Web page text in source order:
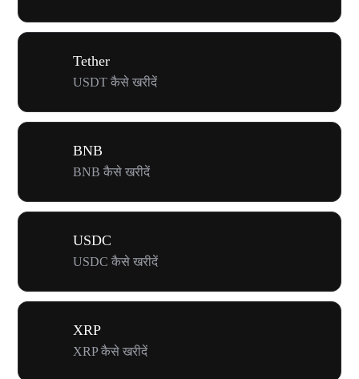
Tether
USDT कैसे खरीदें
BNB
BNB कैसे खरीदें
USDC
USDC कैसे खरीदें
XRP
XRP कैसे खरीदें